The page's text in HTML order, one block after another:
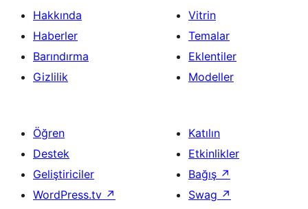
Hakkında
Haberler
Barındırma
Gizlilik
Vitrin
Temalar
Eklentiler
Modeller
Öğren
Destek
Geliştiriciler
WordPress.tv ↗
Katılın
Etkinlikler
Bağış ↗
Swag ↗